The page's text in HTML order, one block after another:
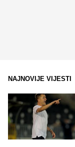
NAJNOVIJE VIJESTI